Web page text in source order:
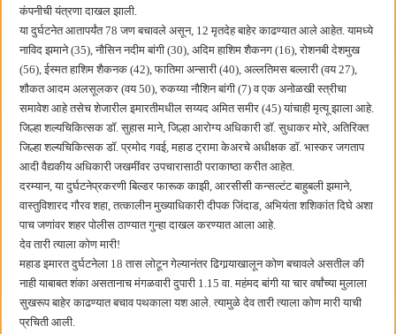
कंपनीची यंत्रणा दाखल झाली.
या दुर्घटनेत आतापर्यंत 78 जण बचावले असून, 12 मृतदेह बाहेर काढण्यात आले आहेत. यामध्ये
नाविद झमाने (35), नौसिन नदीम बांगी (30), अदिम हाशिम शैकनग (16), रोशनबी देशमुख
(56), ईस्मत हाशिम शैकनक (42), फातिमा अन्सारी (40), अल्लतिमस बल्लारी (वय 27),
शौकत आदम अलसूलकर (वय 50), रुकय्या नौशिन बांगी (7) व एक अनोळखी स्त्रीचा
समावेश आहे तसेच शेजारील इमारतीमधील सय्यद अमित समीर (45) यांचाही मृत्यू झाला आहे.
जिल्हा शल्यचिकित्सक डॉ. सुहास माने, जिल्हा आरोग्य अधिकारी डॉ. सुधाकर मोरे, अतिरिक्त
जिल्हा शल्यचिकित्सक डॉ. प्रमोद गवई, महाड ट्रामा केअरचे अधीक्षक डॉ. भास्कर जगताप
आदी वैद्यकीय अधिकारी जखमींवर उपचारासाठी पराकाष्ठा करीत आहेत.
दरम्यान, या दुर्घटनेप्रकरणी बिल्डर फारूक काझी, आरसीसी कन्सल्टंट बाहुबली झमाने,
वास्तुविशारद गौरव शहा, तत्कालीन मुख्याधिकारी दीपक जिंदाड, अभियंता शशिकांत दिघे अशा
पाच जणांवर शहर पोलीस ठाण्यात गुन्हा दाखल करण्यात आला आहे.
देव तारी त्याला कोण मारी!
महाड इमारत दुर्घटनेला 18 तास लोटून गेल्यानंतर ढिगार्‍याखालून कोण बचावले असतील की
नाही याबाबत शंका असतानाच मंगळवारी दुपारी 1.15 वा. महंमद बांगी या चार वर्षांच्या मुलाला
सुखरूप बाहेर काढण्यात बचाव पथकाला यश आले. त्यामुळे देव तारी त्याला कोण मारी याची
प्रचिती आली.